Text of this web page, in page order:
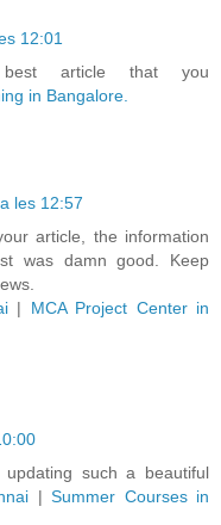
12:01
best article that you
in Bangalore.
les 12:57
article, the information
was damn good. Keep
| MCA Project Center in
such a beautiful
|Summer Courses in